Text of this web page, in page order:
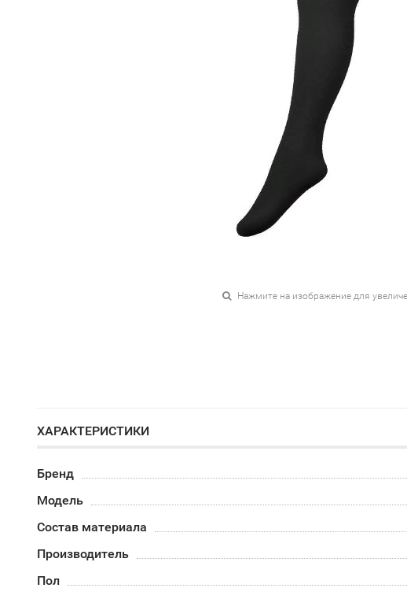
Нажмите на изображение для
ХАРАКТЕРИСТИКИ
Бренд
Модель
Состав материала
Производитель
Пол